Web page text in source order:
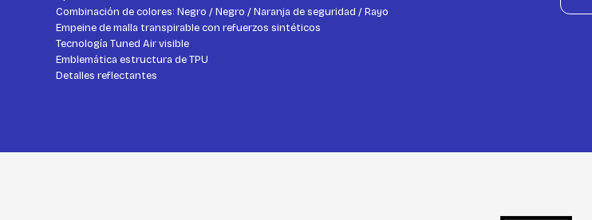
Combinación de colores: Negro / Negro / Naranja de seguridad / Rayo
Empeine de malla transpirable con refuerzos sintéticos
Tecnología Tuned Air visible
Emblemática estructura de TPU
Detalles reflectantes